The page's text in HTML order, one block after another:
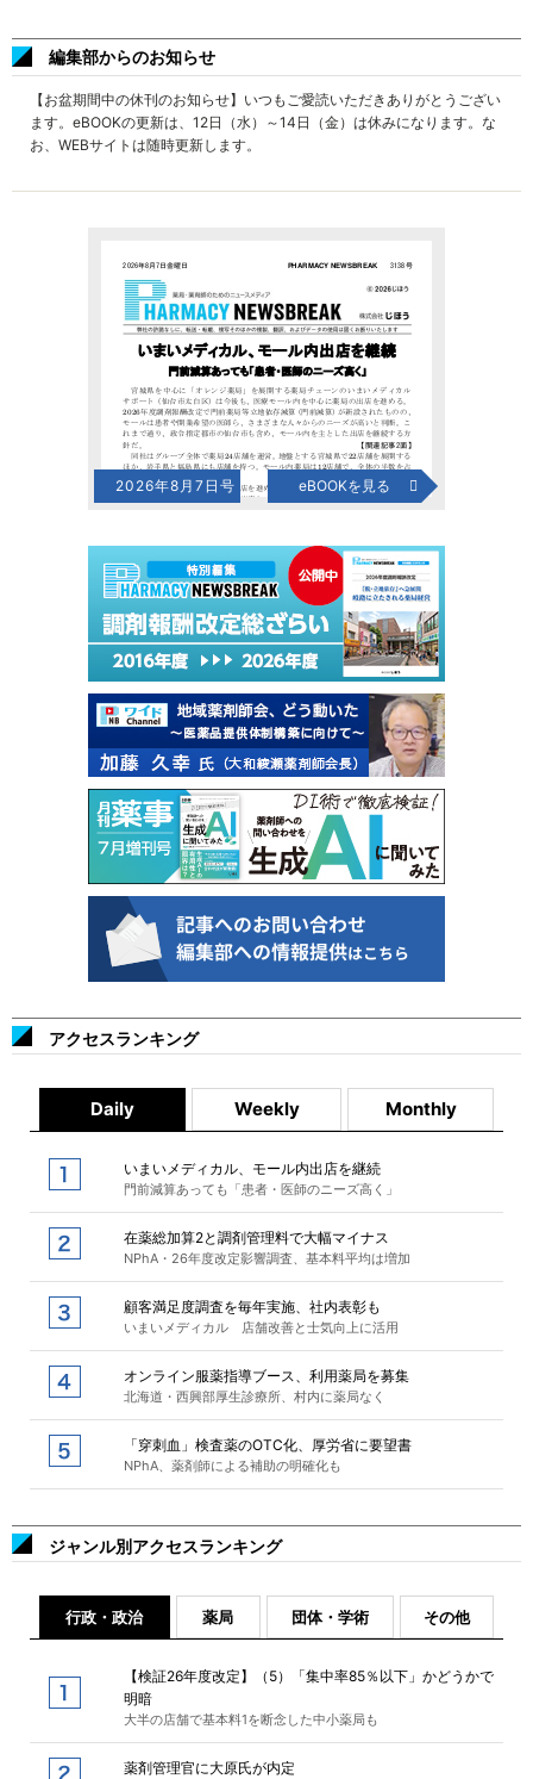
編集部からのお知らせ
【お盆期間中の休刊のお知らせ】いつもご愛読いただきありがとうござい
ます。eBOOKの更新は、12日（水）～14日（金）は休みになります。な
お、WEBサイトは随時更新します。
2026年8月7日号 eBOOKを見る
アクセスランキング
Daily Weekly Monthly
いまいメディカル、モール内出店を継続
門前減算あっても「患者・医師のニーズ高く」
在薬総加算2と調剤管理料で大幅マイナス
NPhA・26年度改定影響調査、基本料平均は増加
顧客満足度調査を毎年実施、社内表彰も
いまいメディカル 店舗改善と士気向上に活用
オンライン服薬指導ブース、利用薬局を募集
北海道・西興部厚生診療所、村内に薬局なく
「穿刺血」検査薬のOTC化、厚労省に要望書
NPhA、薬剤師による補助の明確化も
ジャンル別アクセスランキング
行政・政治 薬局 団体・学術 その他
【検証26年度改定】（5）「集中率85％以下」かどうかで
明暗
大半の店舗で基本料1を断念した中小薬局も
薬剤管理官に大原氏が内定